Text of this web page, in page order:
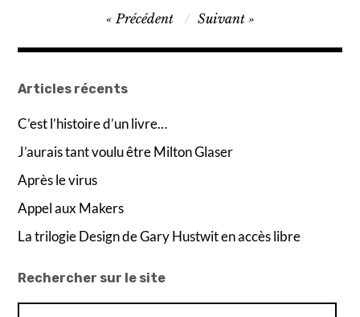
Navigation
de
Précédent Suivant
Articles récents
C’est l’histoire d’un livre…
J’aurais tant voulu être Milton Glaser
Après le virus
Appel aux Makers
La trilogie Design de Gary Hustwit en accès libre
Rechercher sur le site